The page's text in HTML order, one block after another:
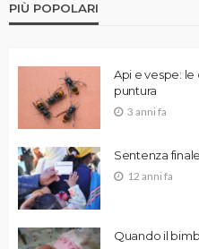
PIÙ POPOLARI
Api e vespe:
puntura
3 anni fa
Sentenza
12 anni fa
Quando il